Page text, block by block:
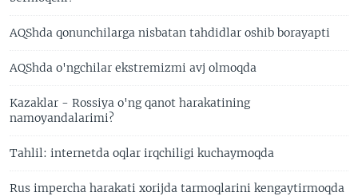
AQShda qonunchilarga nisbatan tahdidlar oshib borayapti
AQShda o'ngchilar ekstremizmi avj olmoqda
Kazaklar - Rossiya o'ng qanot harakatining
namoyandalarimi?
Tahlil: internetda oqlar irqchiligi kuchaymoqda
Rus impercha harakati xorijda tarmoqlarini kengaytirmoqda